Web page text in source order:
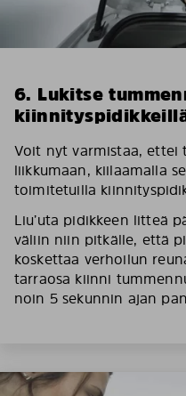
6. Lukitse
Voit nyt varmistaa, ettei
liikkumaan, kiilaamalla
toimitetuilla
Liu’uta pidikkeen litteä
väliin niin pitkälle, että
koskettaa verhoilun
tarraosa kiinni
noin 5 sekunnin ajan